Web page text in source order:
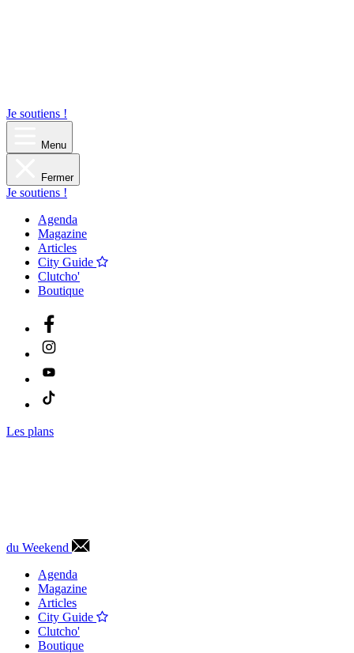
Je soutiens !
Menu
Fermer
Je soutiens !
Agenda
Magazine
Articles
City Guide
Clutcho'
Boutique
Les plans
du Weekend
Agenda
Magazine
Articles
City Guide
Clutcho'
Boutique